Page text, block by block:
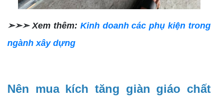
➣➣➣ Xem thêm: Kinh doanh các phụ kiện trong
ngành xây dựng
Nên mua kích tăng giàn giáo chất